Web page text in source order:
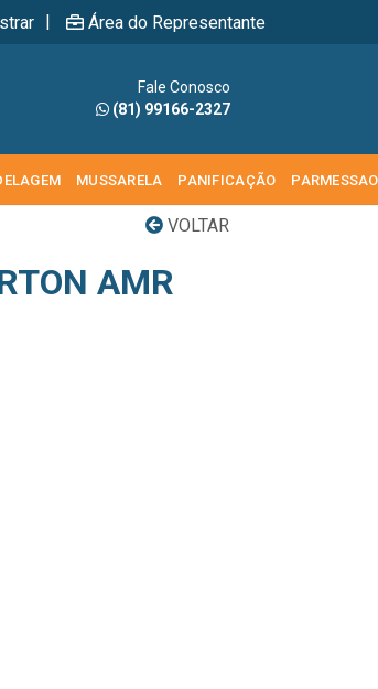
| Área do Representante
Fale Conosco
(81) 99166-2327
MUSSARELA PANIFICAÇÃO PARMESSAO
VOLTAR
AMR